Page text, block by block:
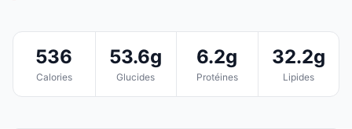
536
Calories
53.6g
Glucides
6.2g
Protéines
32.2g
Lipides